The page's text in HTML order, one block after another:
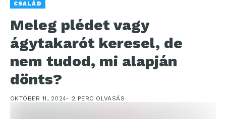
CSALÁD
Meleg plédet vagy
ágytakarót keresel, de
nem tudod, mi alapján
dönts?
OKTÓBER 11, 2024 2 PERC OLVASÁS